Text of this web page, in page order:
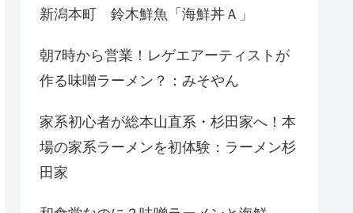
新潟本町 鈴木鮮魚「海鮮丼Ａ」
朝7時から営業！レゲエアーティストが
作る味噌ラーメン？：みそやん
家系初心者が総本山直系・杉田家へ！本
場の家系ラーメンを初体験：ラーメン杉
田家